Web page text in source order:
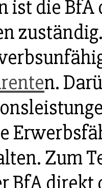
ist die
n.
Zum